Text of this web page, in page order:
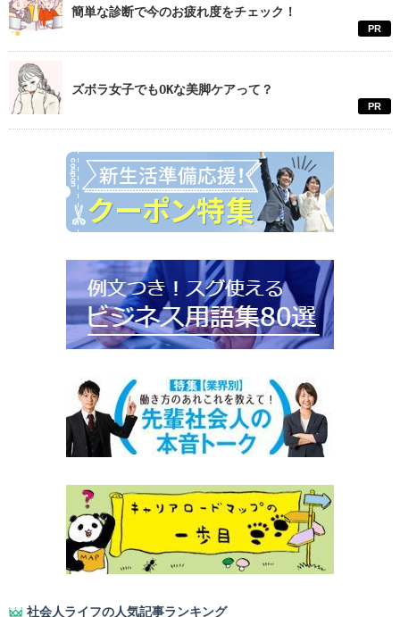
簡単な診断で今のお疲れ度をチェック！
PR
ズボラ女子でもOKな美脚ケアって？
PR
社会人ライフの人気記事ランキング